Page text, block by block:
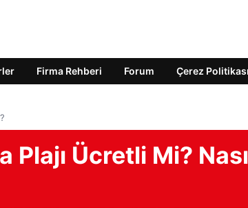
Firma Rehberi Forum Çerez Politikası
Plajı Ücretli Mi?